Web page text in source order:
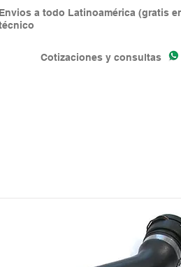
Cotizaciones y consultas
Envios a todo Latinoamérica